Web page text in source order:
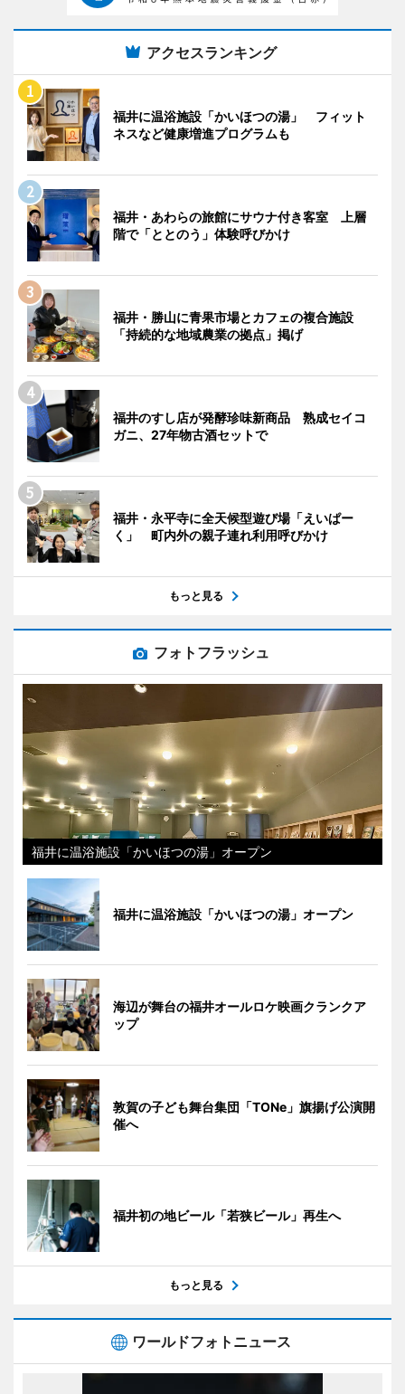
アクセスランキング
福井に温浴施設「かいほつの湯」 フィット
ネスなど健康増進プログラムも
福井・あわらの旅館にサウナ付き客室 上層
階で「ととのう」体験呼びかけ
福井・勝山に青果市場とカフェの複合施設
「持続的な地域農業の拠点」掲げ
福井のすし店が発酵珍味新商品 熟成セイコ
ガニ、27年物古酒セットで
福井・永平寺に全天候型遊び場「えいぱー
く」 町内外の親子連れ利用呼びかけ
もっと見る
フォトフラッシュ
福井に温浴施設「かいほつの湯」オープン
福井に温浴施設「かいほつの湯」オープン
海辺が舞台の福井オールロケ映画クランクア
ップ
敦賀の子ども舞台集団「TONe」旗揚げ公演開
催へ
福井初の地ビール「若狭ビール」再生へ
もっと見る
ワールドフォトニュース